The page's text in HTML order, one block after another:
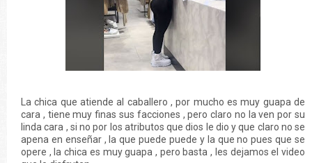
La chica que atiende al caballero , por mucho es muy guapa de
cara , tiene muy finas sus facciones , pero claro no la ven por su
linda cara , si no por los atributos que dios le dio y que claro no se
apena en enseñar , la que puede puede y la que no pues que se
opere , la chica es muy guapa , pero basta , les dejamos el video